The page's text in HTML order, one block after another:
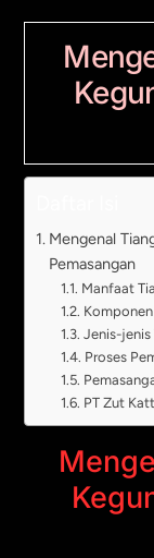
Mengenal
Pemasangan
Manfaat
Jenis-jenis
Proses
PT Zut